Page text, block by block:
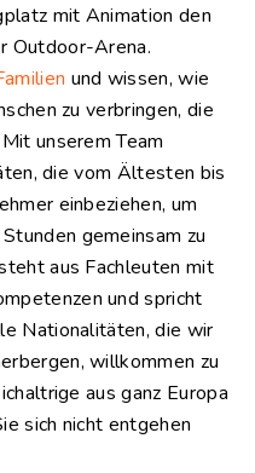
mit Animation den
Outdoor-Arena.
und wissen, wie
zu verbringen, die
unserem Team
die vom Ältesten bis
einbeziehen, um
gemeinsam zu
aus Fachleuten mit
und spricht
Nationalitäten, die wir
willkommen zu
aus ganz Europa
sich nicht entgehen